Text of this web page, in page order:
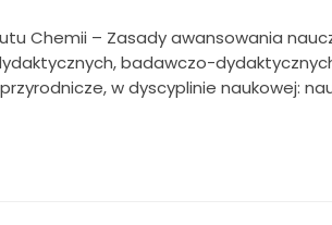
Chemii – Zasady awansowania
badawczo-
w dyscyplinie naukowej: